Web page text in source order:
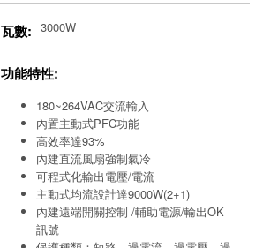
瓦數: 3000W
功能特性:
180~264VAC交流輸入
內置主動式PFC功能
高效率達93%
內建直流風扇強制氣冷
可程式化輸出電壓/電流
主動式均流設計達9000W(2+1)
內建遠端開關控制 /輔助電源/輸出OK
訊號